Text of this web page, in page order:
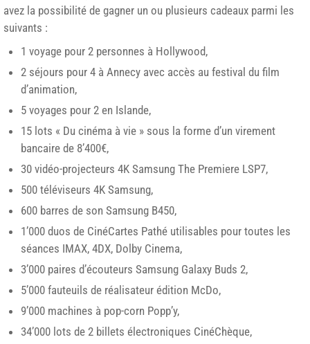
avez la possibilité de gagner un ou plusieurs cadeaux parmi les
suivants :
1 voyage pour 2 personnes à Hollywood,
2 séjours pour 4 à Annecy avec accès au festival du film
d’animation,
5 voyages pour 2 en Islande,
15 lots « Du cinéma à vie » sous la forme d’un virement
bancaire de 8’400€,
30 vidéo-projecteurs 4K Samsung The Premiere LSP7,
500 téléviseurs 4K Samsung,
600 barres de son Samsung B450,
1’000 duos de CinéCartes Pathé utilisables pour toutes les
séances IMAX, 4DX, Dolby Cinema,
3’000 paires d’écouteurs Samsung Galaxy Buds 2,
5’000 fauteuils de réalisateur édition McDo,
9’000 machines à pop-corn Popp’y,
34’000 lots de 2 billets électroniques CinéChèque,